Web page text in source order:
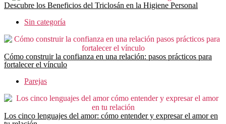
Descubre los Beneficios del Triclosán en la Higiene Personal
Sin categoría
Cómo construir la confianza en una relación: pasos prácticos para
fortalecer el vínculo
Parejas
Los cinco lenguajes del amor: cómo entender y expresar el amor en